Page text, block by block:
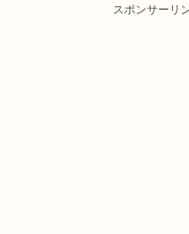
スポンサーリ